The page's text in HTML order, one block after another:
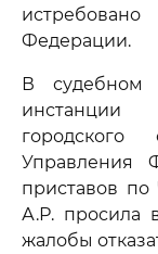
Федерации.
В судебном
инстанции
городского
Управления
приставов
А.Р. просила
жалобы